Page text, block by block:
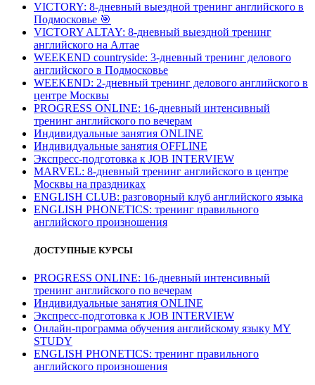
VICTORY: 8-дневный выездной тренинг английского в
Подмосковье 🎯
VICTORY ALTAY: 8-дневный выездной тренинг
английского на Алтае
WEEKEND countryside: 3-дневный тренинг делового
английского в Подмосковье
WEEKEND: 2-дневный тренинг делового английского в
центре Москвы
PROGRESS ONLINE: 16-дневный интенсивный
тренинг английского по вечерам
Индивидуальные занятия ONLINE
Индивидуальные занятия OFFLINE
Экспресс-подготовка к JOB INTERVIEW
МARVEL: 8-дневный тренинг английского в центре
Москвы на праздниках
ENGLISH CLUB: разговорный клуб английского языка
ENGLISH PHONETICS: тренинг правильного
английского произношения
ДОСТУПНЫЕ КУРСЫ
PROGRESS ONLINE: 16-дневный интенсивный
тренинг английского по вечерам
Индивидуальные занятия ONLINE
Экспресс-подготовка к JOB INTERVIEW
Онлайн-программа обучения английскому языку MY
STUDY
ENGLISH PHONETICS: тренинг правильного
английского произношения